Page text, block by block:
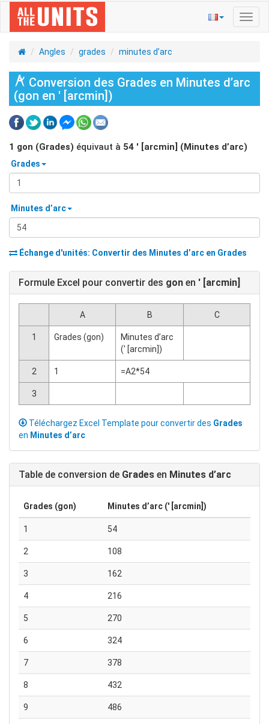
la
Angles
grades minutes d’arc
Conversion des Grades en Minutes d’arc
(gon en ′ [arcmin])
1 gon (Grades) équivaut à 54 ′ [arcmin] (Minutes d’arc)
Grades
Minutes d’arc
Échange d'unités: Convertir des Minutes d’arc en Grades
Formule Excel pour convertir des gon en ′ [arcmin]
A B C
1 Grades (gon)
Minutes d’arc
(′ [arcmin])
2 1 =A2*54
3
Téléchargez Excel Template pour convertir des Grades
en Minutes d’arc
Table de conversion de Grades en Minutes d’arc
Grades (gon) Minutes d’arc (′ [arcmin])
1 54
2 108
3 162
4 216
5 270
6 324
7 378
8 432
9 486